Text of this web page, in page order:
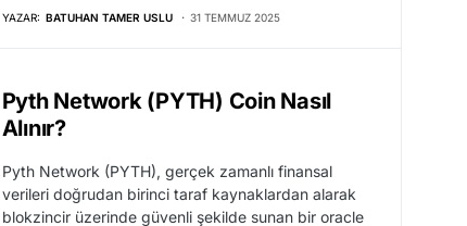
YAZAR: BATUHAN TAMER USLU 31 TEMMUZ 2025
Pyth Network (PYTH) Coin Nasıl
Alınır?
Pyth Network (PYTH), gerçek zamanlı finansal
verileri doğrudan birinci taraf kaynaklardan alarak
blokzincir üzerinde güvenli şekilde sunan bir oracle